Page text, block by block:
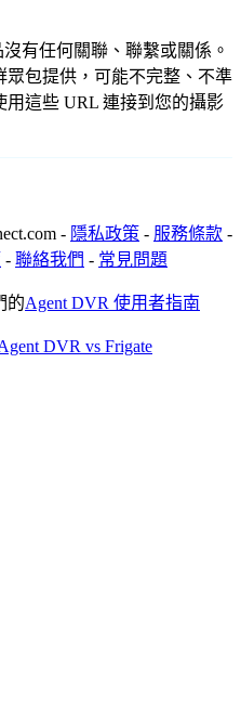
沒有任何關聯、聯繫或關係。
眾包提供，可能不完整、不準
這些 URL 連接到您的攝影
- 隱私政策 - 服務條款 -
- 聯絡我們 - 常見問題
的Agent DVR 使用者指南
DVR vs Frigate